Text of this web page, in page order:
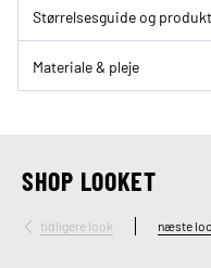
Størrelsesguide og
Materiale & pleje
SHOP LOOKET
tidligere look næste